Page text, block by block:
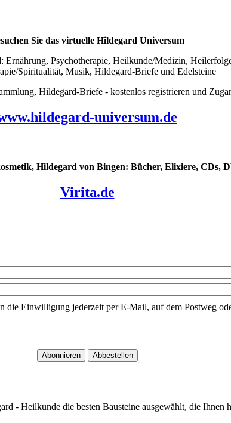
Sie das virtuelle Hildegard Universum
Ernährung, Psychotherapie, Heilkunde/Medizin,
Spiritualität, Musik, Hildegard-Briefe und Edelsteine
Hildegard-Briefe - kostenlos registrieren und
universum.de
Hildegard von Bingen: Bücher, Elixiere, CDs,
Virita.de
die Einwilligung jederzeit per E-Mail, auf dem Postweg
- Heilkunde die besten Bausteine ausgewählt, die Ihnen